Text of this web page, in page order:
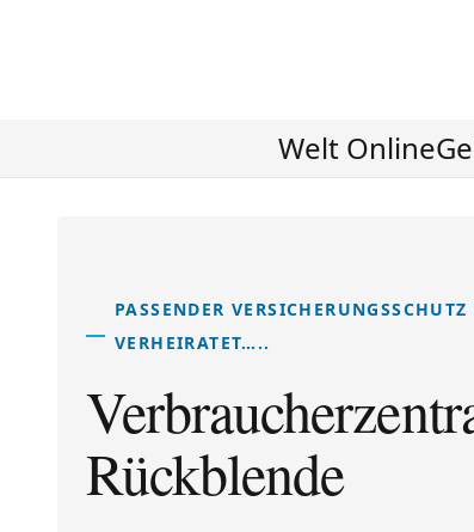
Welt Online
PASSENDER
VERHEIRATET…..
Rückblende